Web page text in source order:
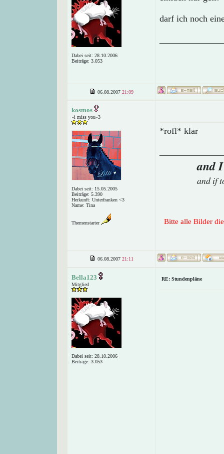
Dabei seit: 28.10.2006
Beiträge: 3.053
darf ich noch
06.08.2007 21:09
kosmos
»i miss you«3
Dabei seit: 15.05.2005
Beiträge: 5.390
Herkunft: Unterfranken <3
Name: Tina
Themenstarter
*rofl* klar
and
and if
Bitte alle Bilder
06.08.2007 21:11
Bella123
Mitglied
Dabei seit: 28.10.2006
Beiträge: 3.053
RE: Stundenpläne